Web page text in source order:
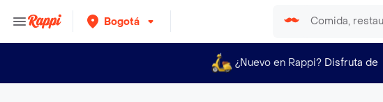
Bogotá
¿Nuevo en Rappi? Disfruta de